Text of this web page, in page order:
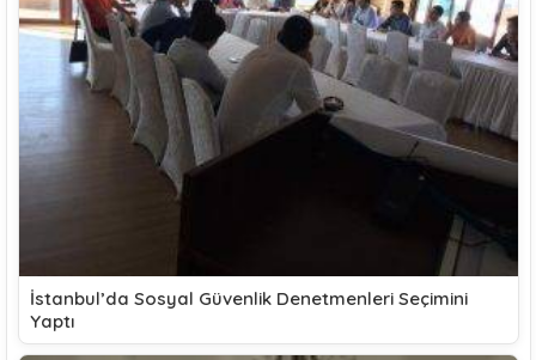
İstanbul’da Sosyal Güvenlik Denetmenleri Seçimini
Yaptı